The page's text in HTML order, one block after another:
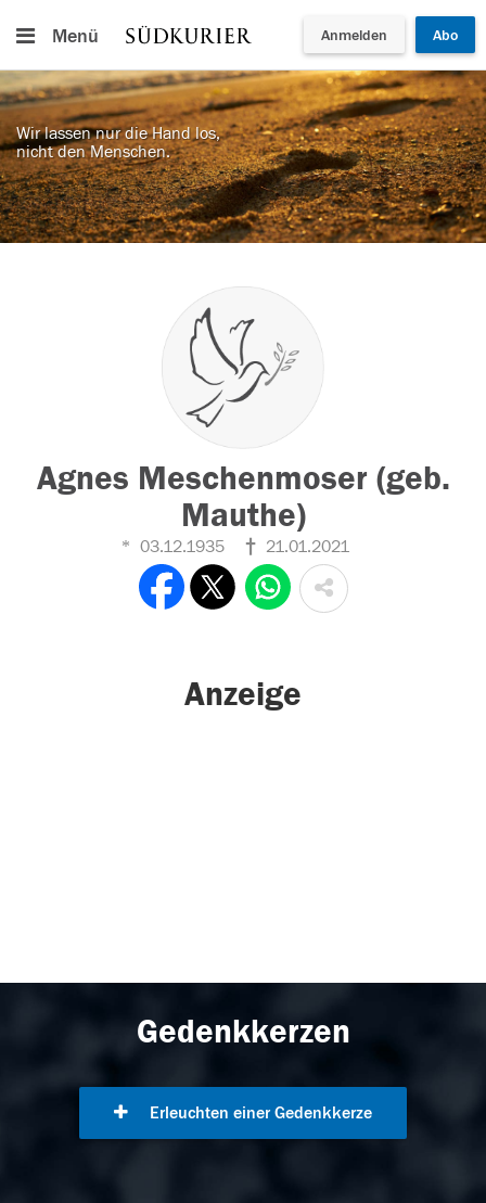
Menü Anmelden Abo
Wir lassen nur die Hand los,
nicht den Menschen.
Agnes Meschenmoser (geb.
Mauthe)
03.12.1935 21.01.2021
Anzeige
Gedenkkerzen
Erleuchten einer Gedenkkerze